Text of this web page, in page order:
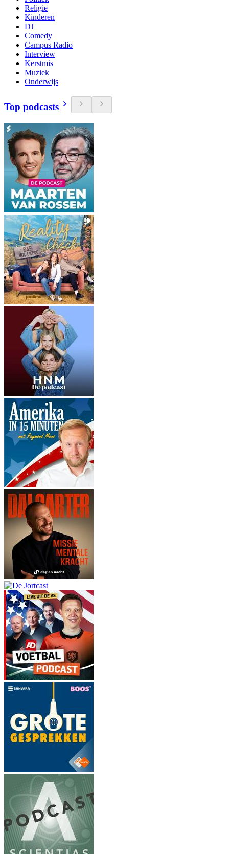
Religie
Kinderen
DJ
Comedy
Campus Radio
Interview
Kerstmis
Muziek
Onderwijs
Top podcasts